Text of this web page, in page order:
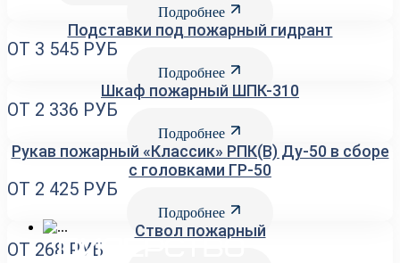
ДИЛЕРСТВО
Подробнее
Подставки под пожарный гидрант
ОТ 3 545 РУБ
Подробнее
Шкаф пожарный ШПК-310
ОТ 2 336 РУБ
Подробнее
Рукав пожарный «Классик» РПК(В) Ду-50 в сборе
с головками ГР-50
ОТ 2 425 РУБ
Подробнее
Ствол пожарный
ОТ 268 РУБ